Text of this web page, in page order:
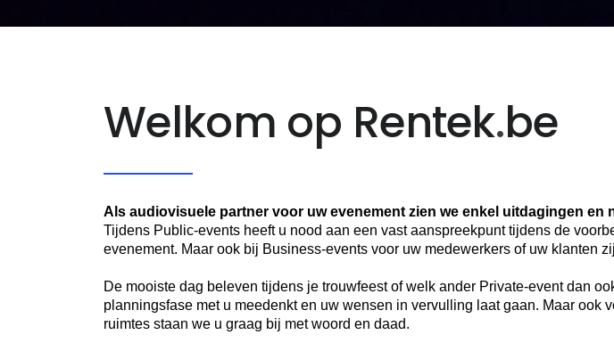
Welkom op Rentek.be
Als audiovisuele partner voor uw evenement zien we enkel uitdagingen en
Tijdens Public-events heeft u nood aan een vast aanspreekpunt tijdens de
evenement. Maar ook bij Business-events voor uw medewerkers of uw klanten
De mooiste dag beleven tijdens je trouwfeest of welk ander Private-event dan
planningsfase met u meedenkt en uw wensen in vervulling laat gaan. Maar
ruimtes staan we u graag bij met woord en daad.